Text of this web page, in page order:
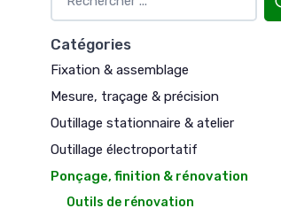
Catégories
Fixation & assemblage
Mesure, traçage & précision
Outillage stationnaire & atelier
Outillage électroportatif
Ponçage, finition & rénovation
Outils de rénovation